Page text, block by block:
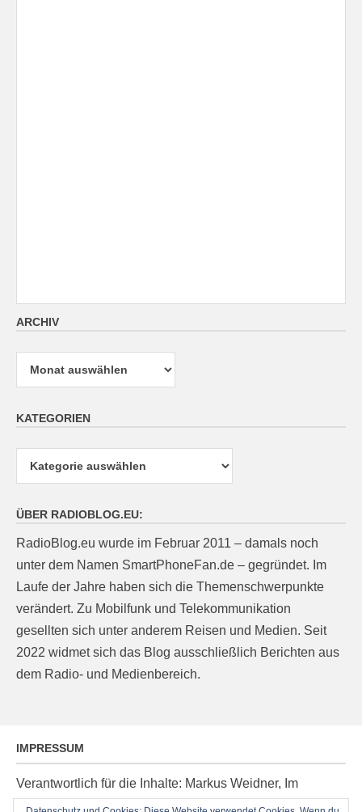
ARCHIV
Archiv
KATEGORIEN
ÜBER RADIOBLOG.EU:
RadioBlog.eu wurde im Februar 2011 – damals noch
unter dem Namen SmartPhoneFan.de – gegründet. Im
Laufe der Jahre haben sich die Themenschwerpunkte
verändert. Zu Mobilfunk und Telekommunikation
gesellten sich unter anderem Reisen und Medien. Seit
2022 widmet sich das Blog ausschließlich Berichten aus
dem Radio- und Medienbereich.
IMPRESSUM
Verantwortlich für die Inhalte: Markus Weidner, Im
Ziegelacker 20, D-63599 Biebergemünd, E-Mail: